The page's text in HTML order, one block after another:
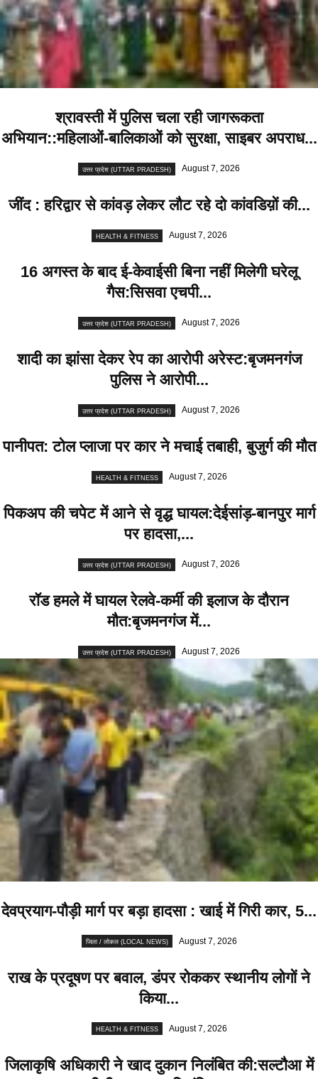
श्रावस्ती में पुलिस चला रही जागरूकता
अभियान::महिलाओं-बालिकाओं को सुरक्षा, साइबर अपराध...
उत्तर प्रदेश (UTTAR PRADESH) August 7, 2026
जींद : हरिद्वार से कांवड़ लेकर लौट रहे दो कांवडिय़ों की...
HEALTH & FITNESS August 7, 2026
16 अगस्त के बाद ई-केवाईसी बिना नहीं मिलेगी घरेलू
गैस:सिसवा एचपी...
उत्तर प्रदेश (UTTAR PRADESH) August 7, 2026
शादी का झांसा देकर रेप का आरोपी अरेस्ट:बृजमनगंज
पुलिस ने आरोपी...
उत्तर प्रदेश (UTTAR PRADESH) August 7, 2026
पानीपत: टोल प्लाजा पर कार ने मचाई तबाही, बुजुर्ग की मौत
HEALTH & FITNESS August 7, 2026
पिकअप की चपेट में आने से वृद्ध घायल:देईसांड़-बानपुर मार्ग
पर हादसा,...
उत्तर प्रदेश (UTTAR PRADESH) August 7, 2026
रॉड हमले में घायल रेलवे-कर्मी की इलाज के दौरान
मौत:बृजमनगंज में...
उत्तर प्रदेश (UTTAR PRADESH) August 7, 2026
देवप्रयाग-पौड़ी मार्ग पर बड़ा हादसा : खाई में गिरी कार, 5...
जिला / लोकल (LOCAL NEWS) August 7, 2026
राख के प्रदूषण पर बवाल, डंपर रोककर स्थानीय लोगों ने
किया...
HEALTH & FITNESS August 7, 2026
जिलाकृषि अधिकारी ने खाद दुकान निलंबित की:सल्टौआ में